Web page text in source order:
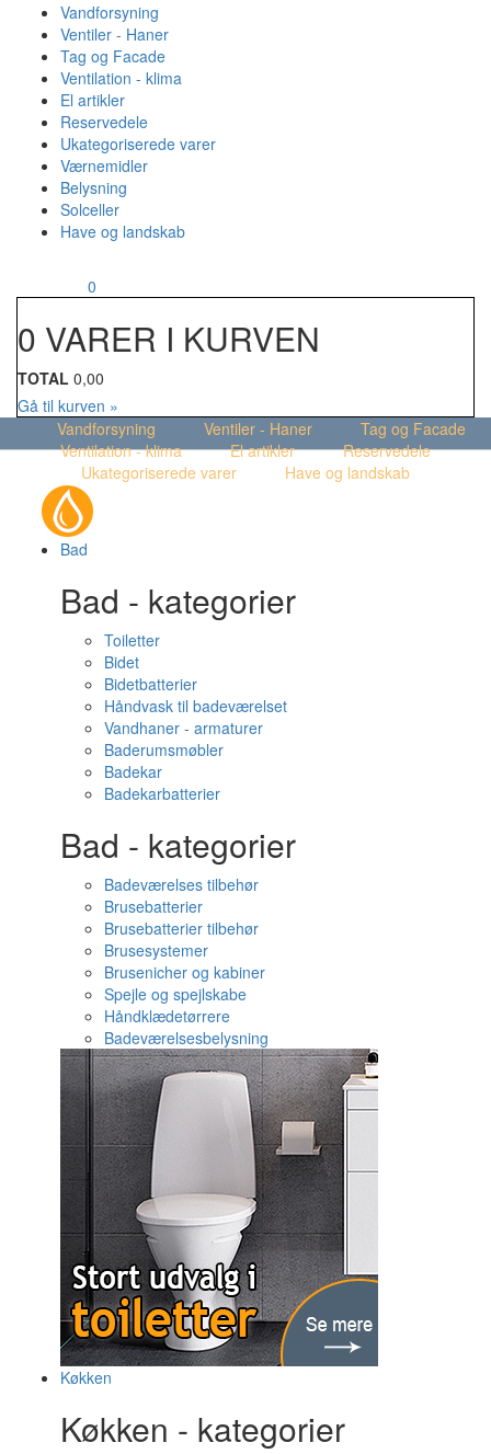
Vandforsyning
Ventiler - Haner
Tag og Facade
Ventilation - klima
El artikler
Reservedele
Ukategoriserede varer
Værnemidler
Belysning
Solceller
Have og landskab
0
0 VARER I KURVEN
TOTAL 0,00
Gå til kurven »
Vandforsyning
Ventiler - Haner
Tag og Facade
Ventilation - klima
El artikler
Reservedele
Ukategoriserede varer
Have og landskab
Bad
Bad - kategorier
Toiletter
Bidet
Bidetbatterier
Håndvask til badeværelset
Vandhaner - armaturer
Baderumsmøbler
Badekar
Badekarbatterier
Bad - kategorier
Badeværelses tilbehør
Brusebatterier
Brusebatterier tilbehør
Brusesystemer
Brusenicher og kabiner
Spejle og spejlskabe
Håndklædetørrere
Badeværelsesbelysning
Køkken
Køkken - kategorier